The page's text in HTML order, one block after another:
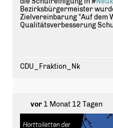
Bezirksbürgermeister
Zielvereinbarung "Auf dem
Qualitätsverbesserung
CDU_Fraktion_Nk
vor1 Monat 12 Tagen